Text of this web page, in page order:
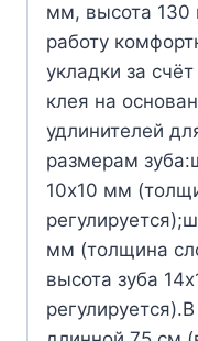
мм, высота 130
работу
укладки за
клея на
удлинителей
размерам
10х10 мм
мм (толщина
высота зуба